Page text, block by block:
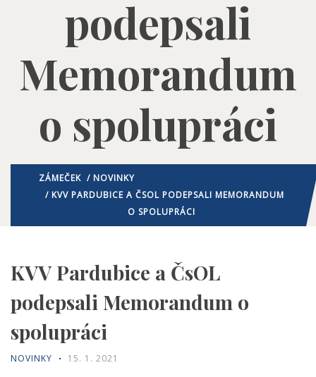
podepsali
Memorandum
o spolupráci
ZÁMEČEK / NOVINKY
/ KVV PARDUBICE A ČSOL PODEPSALI MEMORANDUM
O SPOLUPRÁCI
KVV Pardubice a ČsOL
podepsali Memorandum o
spolupráci
NOVINKY 15. 1. 2021